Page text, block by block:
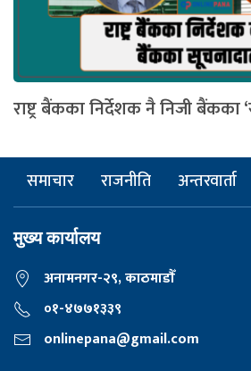
राष्ट्र बैंकका निर्देशक नै निजी बैंकका
समाचार राजनीति अन्तरवार्ता
मुख्य कार्यालय
अनामनगर-२९, काठमाडाैँ
०१-४७७१३३९
onlinepana@gmail.com